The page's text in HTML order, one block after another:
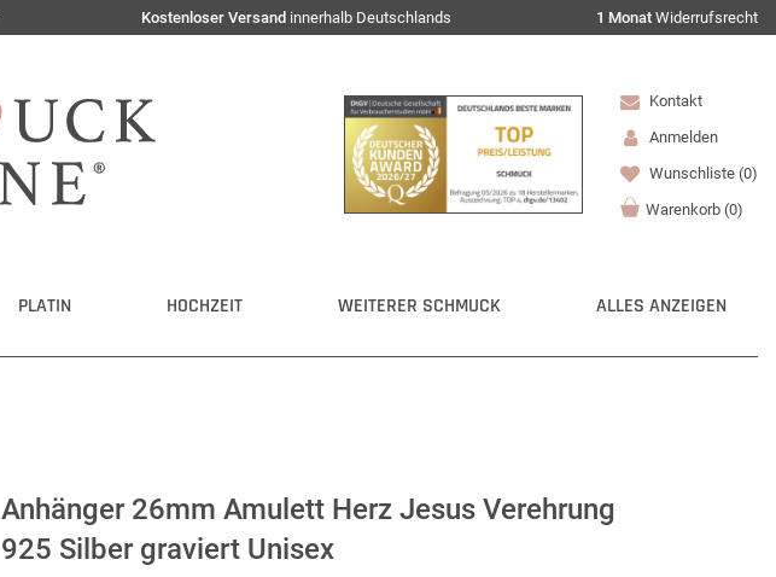
Kostenloser Versand innerhalb Deutschlands 1 Monat Widerrufsrecht
Kontakt
Anmelden
Wunschliste (0)
Warenkorb (0)
PLATIN HOCHZEIT WEITERER SCHMUCK ALLES ANZEIGEN
Anhänger 26mm Amulett Herz Jesus Verehrung
925 Silber graviert Unisex